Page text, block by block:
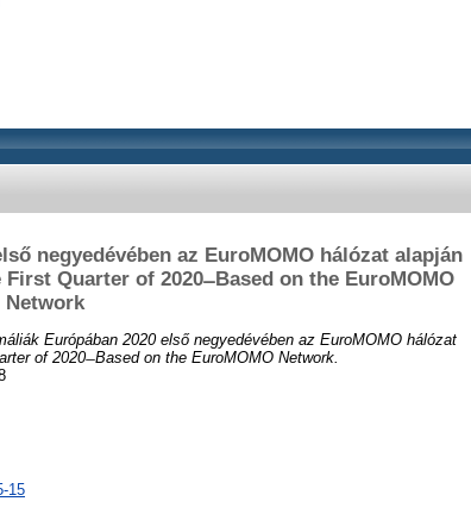
negyedévében az EuroMOMO hálózat alapján
Quarter of 2020 ̶ Based on the EuroMOMO
Network
Európában 2020 első negyedévében az EuroMOMO hálózat
of 2020 ̶ Based on the EuroMOMO Network.
15